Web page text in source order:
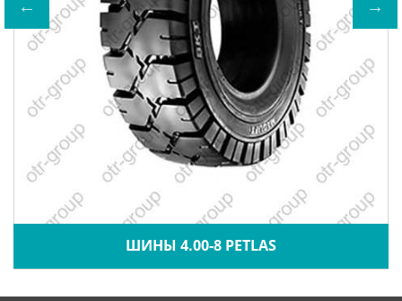
ШИНЫ 4.00-8 PETLAS